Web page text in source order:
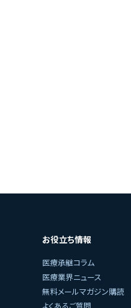
お役立ち情報
医療承継コラム
医療業界ニュース
無料メールマガジン購読